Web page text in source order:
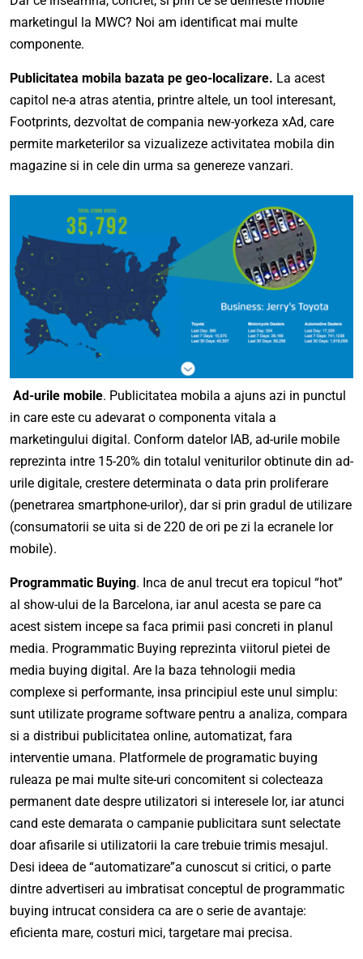
marketingul la MWC? Noi am identificat mai multe
componente.
Publicitatea mobila bazata pe geo-localizare. La acest
capitol ne-a atras atentia, printre altele, un tool interesant,
Footprints, dezvoltat de compania new-yorkeza xAd, care
permite marketerilor sa vizualizeze activitatea mobila din
magazine si in cele din urma sa genereze vanzari.
Ad-urile mobile. Publicitatea mobila a ajuns azi in punctul
in care este cu adevarat o componenta vitala a
marketingului digital. Conform datelor IAB, ad-urile mobile
reprezinta intre 15-20% din totalul veniturilor obtinute din ad-
urile digitale, crestere determinata o data prin proliferare
(penetrarea smartphone-urilor), dar si prin gradul de utilizare
(consumatorii se uita si de 220 de ori pe zi la ecranele lor
mobile).
Programmatic Buying. Inca de anul trecut era topicul “hot”
al show-ului de la Barcelona, iar anul acesta se pare ca
acest sistem incepe sa faca primii pasi concreti in planul
media. Programmatic Buying reprezinta viitorul pietei de
media buying digital. Are la baza tehnologii media
complexe si performante, insa principiul este unul simplu:
sunt utilizate programe software pentru a analiza, compara
si a distribui publicitatea online, automatizat, fara
interventie umana. Platformele de programatic buying
ruleaza pe mai multe site-uri concomitent si colecteaza
permanent date despre utilizatori si interesele lor, iar atunci
cand este demarata o campanie publicitara sunt selectate
doar afisarile si utilizatorii la care trebuie trimis mesajul.
Desi ideea de “automatizare”a cunoscut si critici, o parte
dintre advertiseri au imbratisat conceptul de programmatic
buying intrucat considera ca are o serie de avantaje:
eficienta mare, costuri mici, targetare mai precisa.